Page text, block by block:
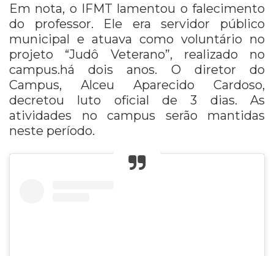
Em nota, o IFMT lamentou o falecimento
do professor. Ele era servidor público
municipal e atuava como voluntário no
projeto “Judô Veterano”, realizado no
campus.há dois anos. O diretor do
Campus, Alceu Aparecido Cardoso,
decretou luto oficial de 3 dias. As
atividades no campus serão mantidas
neste período.